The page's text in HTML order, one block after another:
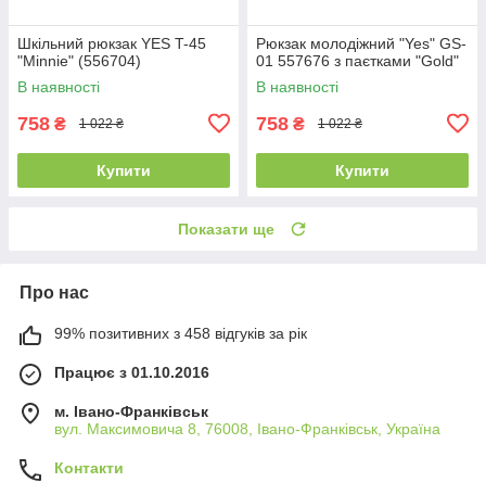
Шкільний рюкзак YES T-45
"Minnie" (556704)
В наявності
758 ₴ 1 022 ₴
Купити
Рюкзак молодіжний "Yes" GS-
01 557676 з паєтками "Gold"
В наявності
758 ₴ 1 022 ₴
Купити
Показати ще
Про нас
99% позитивних з 458 відгуків за рік
Працює з 01.10.2016
м. Івано-Франківськ
вул. Максимовича 8, 76008, Івано-Франківськ, Україна
Контакти